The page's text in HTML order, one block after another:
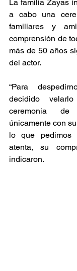
La familia Zayas
a cabo una
familiares y
comprensión de
más de 50 años
del actor.
“Para
decidido
ceremonia de
únicamente con
lo que pedimos
atenta, su
indicaron.